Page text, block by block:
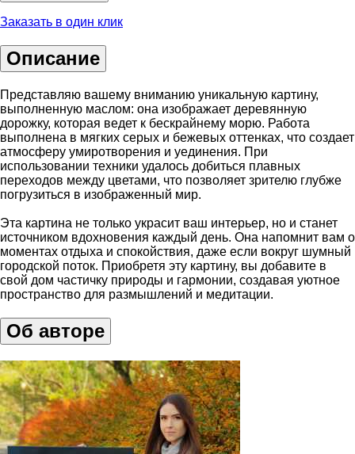
Заказать в один клик
Описание
Представляю вашему вниманию уникальную картину,
выполненную маслом: она изображает деревянную
дорожку, которая ведет к бескрайнему морю. Работа
выполнена в мягких серых и бежевых оттенках, что создает
атмосферу умиротворения и уединения. При
использовании техники удалось добиться плавных
переходов между цветами, что позволяет зрителю глубже
погрузиться в изображенный мир.
Эта картина не только украсит ваш интерьер, но и станет
источником вдохновения каждый день. Она напомнит вам о
моментах отдыха и спокойствия, даже если вокруг шумный
городской поток. Приобретя эту картину, вы добавите в
свой дом частичку природы и гармонии, создавая уютное
пространство для размышлений и медитации.
Об авторе